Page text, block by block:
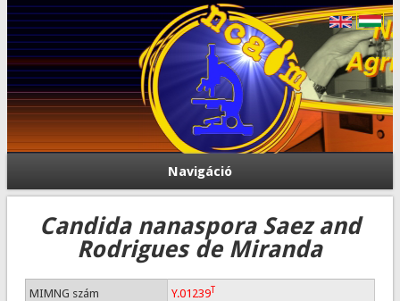
Navigáció
Candida nanaspora Saez and
Rodrigues de Miranda
MIMNG szám Y.01239T